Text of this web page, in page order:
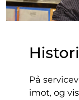
På
imot, og